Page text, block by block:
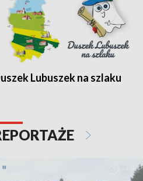
Lubuszek na szlaku